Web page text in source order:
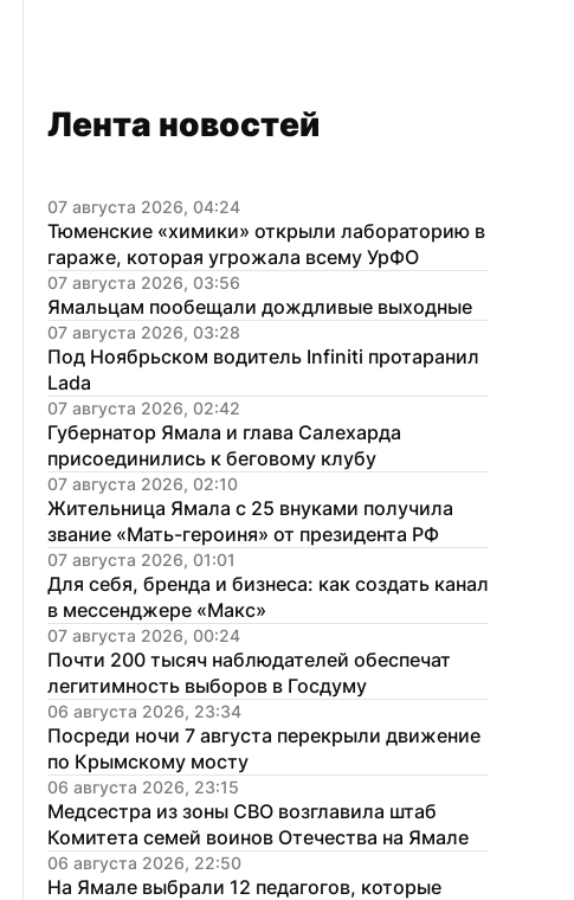
Лента новостей
07 августа 2026, 04:24
Тюменские «химики» открыли лабораторию в
гараже, которая угрожала всему УрФО
07 августа 2026, 03:56
Ямальцам пообещали дождливые выходные
07 августа 2026, 03:28
Под Ноябрьском водитель Infiniti протаранил
Lada
07 августа 2026, 02:42
Губернатор Ямала и глава Салехарда
присоединились к беговому клубу
07 августа 2026, 02:10
Жительница Ямала с 25 внуками получила
звание «Мать-героиня» от президента РФ
07 августа 2026, 01:01
Для себя, бренда и бизнеса: как создать канал
в мессенджере «Макс»
07 августа 2026, 00:24
Почти 200 тысяч наблюдателей обеспечат
легитимность выборов в Госдуму
06 августа 2026, 23:34
Посреди ночи 7 августа перекрыли движение
по Крымскому мосту
06 августа 2026, 23:15
Медсестра из зоны СВО возглавила штаб
Комитета семей воинов Отечества на Ямале
06 августа 2026, 22:50
На Ямале выбрали 12 педагогов, которые